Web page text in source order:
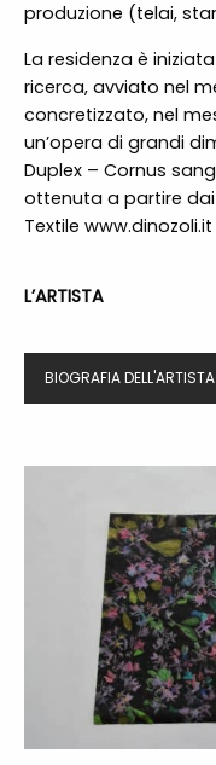
produzione (telai,
La residenza è
ricerca, avviato nel
concretizzato, nel
un’opera di grandi
Duplex – Cornus
ottenuta a partire dai
Textile www.dinozoli.it
L’ARTISTA
BIOGRAFIA DELL'ARTISTA